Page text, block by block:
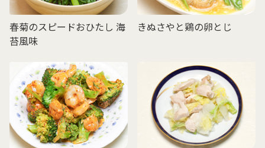
春菊のスピードおひたし 海
苔風味
きぬさやと鶏の卵とじ